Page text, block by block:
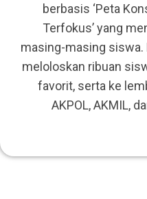
berbasis ‘Peta
Terfokus’ yang
masing-masing
meloloskan ribuan
favorit, serta ke
AKPOL, AKMIL,